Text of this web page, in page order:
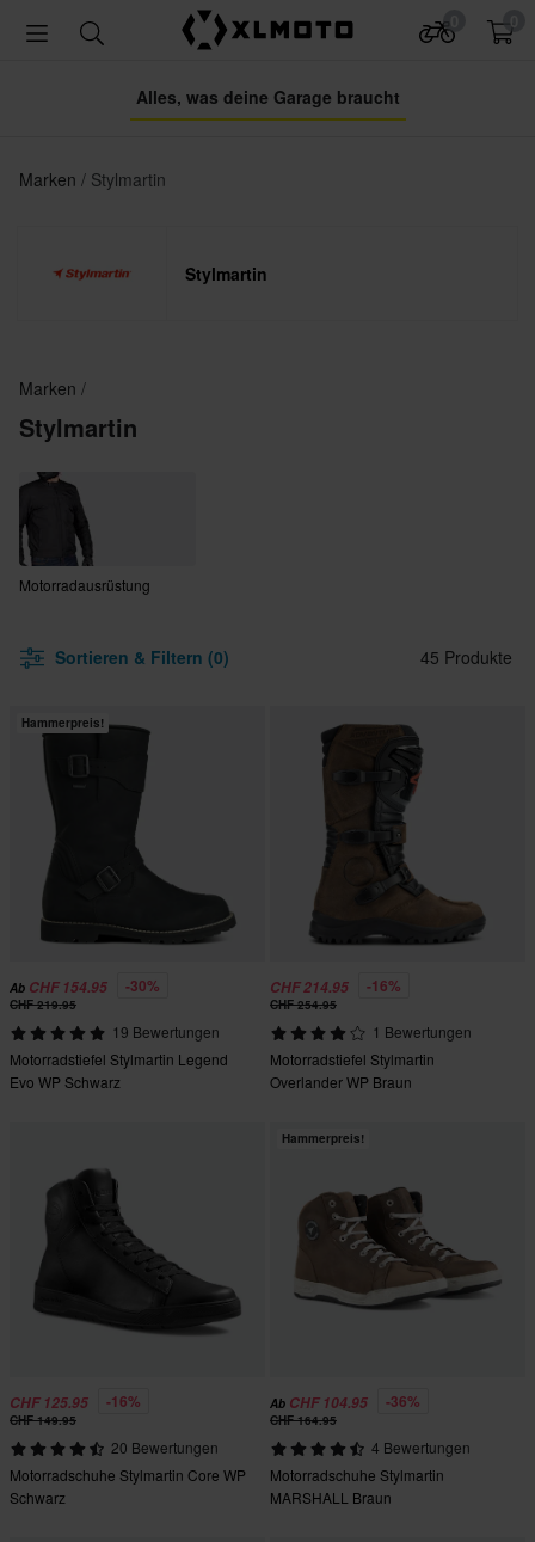
Alles, was deine Garage braucht
Marken Stylmartin
Stylmartin
Marken
Stylmartin
Motorradausrüstung
Sortieren & Filtern (0) 45 Produkte
Hammerpreis!
Ab CHF 154.95 -30%
CHF 219.95
19 Bewertungen
Motorradstiefel Stylmartin Legend
Evo WP Schwarz
CHF 214.95 -16%
CHF 254.95
1 Bewertungen
Motorradstiefel Stylmartin
Overlander WP Braun
CHF 125.95 -16%
CHF 149.95
20 Bewertungen
Motorradschuhe Stylmartin Core WP
Schwarz
Hammerpreis!
Ab CHF 104.95 -36%
CHF 164.95
4 Bewertungen
Motorradschuhe Stylmartin
MARSHALL Braun